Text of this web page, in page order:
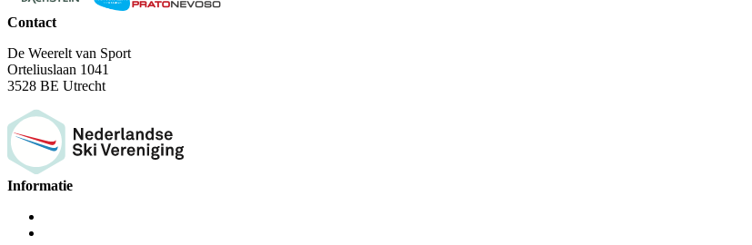
Contact
De Weerelt van Sport
Orteliuslaan 1041
3528 BE Utrecht
Informatie